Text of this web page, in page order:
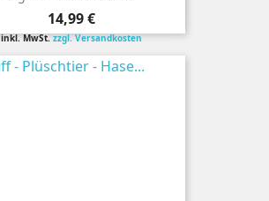
Preis
14,99 €
inkl. MwSt.zzgl. Versandkosten